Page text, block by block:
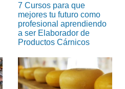
7 Cursos para que
mejores tu futuro como
profesional aprendiendo
a ser Elaborador de
Productos Cárnicos